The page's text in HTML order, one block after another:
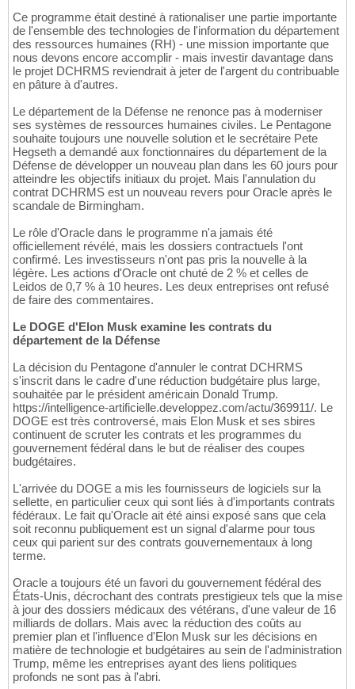
Ce programme était destiné à rationaliser une partie importante
de l'ensemble des technologies de l'information du département
des ressources humaines (RH) - une mission importante que
nous devons encore accomplir - mais investir davantage dans
le projet DCHRMS reviendrait à jeter de l'argent du contribuable
en pâture à d'autres.
Le département de la Défense ne renonce pas à moderniser
ses systèmes de ressources humaines civiles. Le Pentagone
souhaite toujours une nouvelle solution et le secrétaire Pete
Hegseth a demandé aux fonctionnaires du département de la
Défense de développer un nouveau plan dans les 60 jours pour
atteindre les objectifs initiaux du projet. Mais l'annulation du
contrat DCHRMS est un nouveau revers pour Oracle après le
scandale de Birmingham.
Le rôle d'Oracle dans le programme n'a jamais été
officiellement révélé, mais les dossiers contractuels l'ont
confirmé. Les investisseurs n'ont pas pris la nouvelle à la
légère. Les actions d'Oracle ont chuté de 2 % et celles de
Leidos de 0,7 % à 10 heures. Les deux entreprises ont refusé
de faire des commentaires.
Le DOGE d'Elon Musk examine les contrats du
département de la Défense
La décision du Pentagone d'annuler le contrat DCHRMS
s'inscrit dans le cadre d'une réduction budgétaire plus large,
souhaitée par le président américain Donald Trump.
https://intelligence-artificielle.developpez.com/actu/369911/. Le
DOGE est très controversé, mais Elon Musk et ses sbires
continuent de scruter les contrats et les programmes du
gouvernement fédéral dans le but de réaliser des coupes
budgétaires.
L'arrivée du DOGE a mis les fournisseurs de logiciels sur la
sellette, en particulier ceux qui sont liés à d'importants contrats
fédéraux. Le fait qu'Oracle ait été ainsi exposé sans que cela
soit reconnu publiquement est un signal d'alarme pour tous
ceux qui parient sur des contrats gouvernementaux à long
terme.
Oracle a toujours été un favori du gouvernement fédéral des
États-Unis, décrochant des contrats prestigieux tels que la mise
à jour des dossiers médicaux des vétérans, d'une valeur de 16
milliards de dollars. Mais avec la réduction des coûts au
premier plan et l'influence d'Elon Musk sur les décisions en
matière de technologie et budgétaires au sein de l'administration
Trump, même les entreprises ayant des liens politiques
profonds ne sont pas à l'abri.